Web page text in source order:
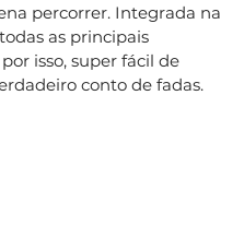
percorrer. Integrada na
as principais
isso, super fácil de
conto de fadas.